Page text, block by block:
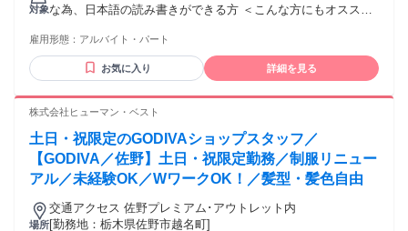
ルに合わせて勤務可能です！
対象な為、日本語の読み書きができる方 ＜こんな方にもオススメ
代、子育てが終わった方 ◇スポットワークやスキマバイトを
探している方 ◇ご家庭と両立したい方
雇用形態： アルバイト・パート
お気に入り 詳細を見る
株式会社ヒューマン・ベスト
土日・祝限定のGODIVAショップスタッフ／
【GODIVA／佐野】土日・祝限定勤務／制服リニュー
アル／未経験OK／WワークOK！／髪型・髪色自由
場所
交通アクセス 佐野プレミアム･アウトレット内
[勤務地：栃木県佐野市越名町]